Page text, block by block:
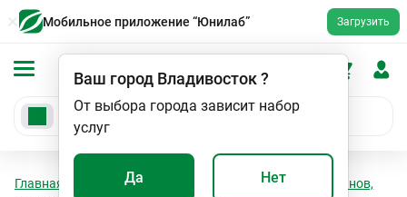
Мобильное приложение “Юнилаб” Загрузить
Ваш город Владивосток?
От выбора города зависит набор
услуг
Да Нет
Главная Мед. услуги
УЗИ внутренних органов,